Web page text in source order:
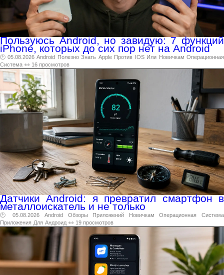
Пользуюсь Android, но завидую: 7 функций
iPhone, которых до сих пор нет на Android
🕑 05.08.2026 Android Полезно Знать Apple Против IOS Или Новичкам Операционная
Система 👀 16 просмотров
Датчики Android: я превратил смартфон в
металлоискатель и не только
🕑 05.08.2026 Android Обзоры Приложений Новичкам Операционная
Система
Приложения Для Андроид 👀 19 просмотров